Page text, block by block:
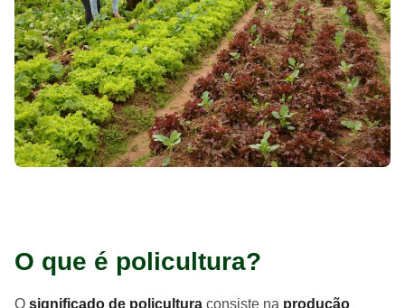
O que é policultura?
O significado de policultura consiste na produção